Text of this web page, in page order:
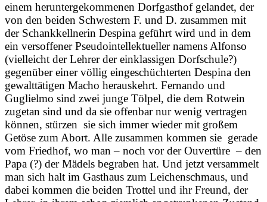
einem heruntergekommenen Dorfgasthof gelandet, der
von den beiden Schwestern F. und D. zusammen mit
der Schankkellnerin Despina geführt wird und in dem
ein versoffener Pseudointellektueller namens Alfonso
(vielleicht der Lehrer der einklassigen Dorfschule?)
gegenüber einer völlig eingeschüchterten Despina den
gewalttätigen Macho herauskehrt. Fernando und
Guglielmo sind zwei junge Tölpel, die dem Rotwein
zugetan sind und da sie offenbar nur wenig vertragen
können, stürzen sie sich immer wieder mit großem
Getöse zum Abort. Alle zusammen kommen sie gerade
vom Friedhof, wo man – noch vor der Ouvertüre – den
Papa (?) der Mädels begraben hat. Und jetzt versammelt
man sich halt im Gasthaus zum Leichenschmaus, und
dabei kommen die beiden Trottel und ihr Freund, der